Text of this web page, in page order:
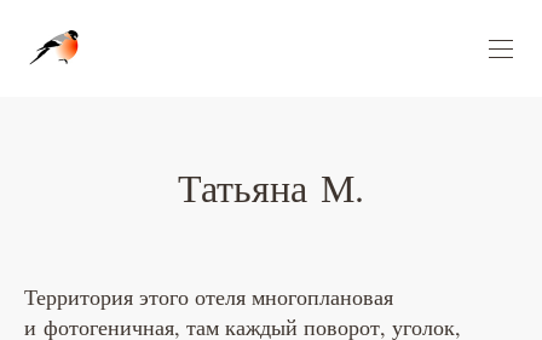
Татьяна М.
Территория этого отеля многоплановая
и фотогеничная, там каждый поворот, уголок,